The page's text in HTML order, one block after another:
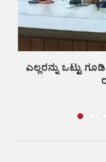
ಎಲ್ಲರನ್ನು ಒಟ್ಟು